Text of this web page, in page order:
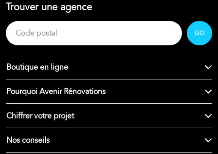
Trouver une agence
GO
Boutique en ligne
Pourquoi Avenir Rénovations
Chiffrer votre projet
Nos conseils